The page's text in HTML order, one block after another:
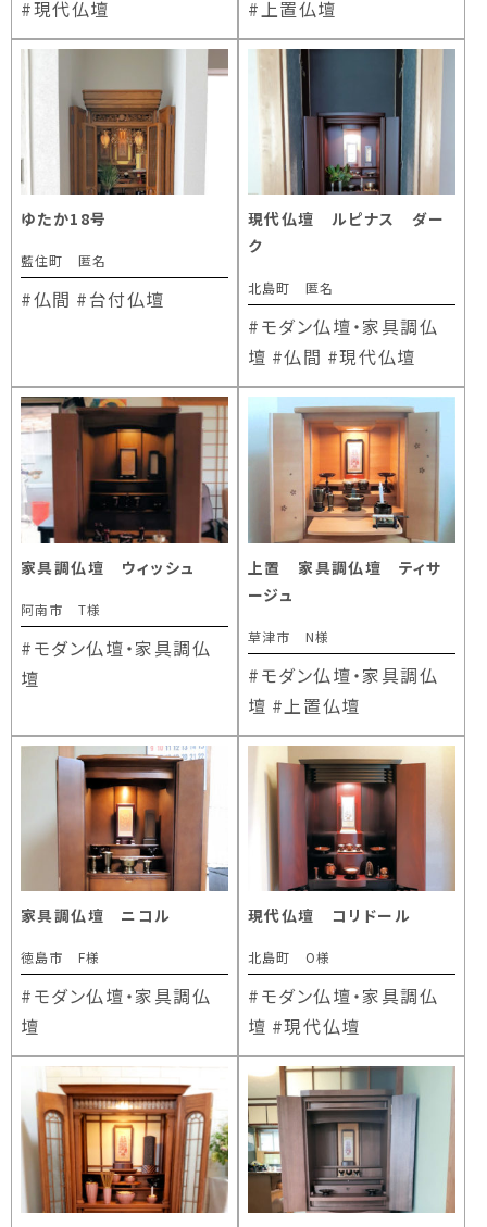
#現代仏壇 #上置仏壇
ゆたか18号
藍住町 匿名
#仏間 #台付仏壇
現代仏壇 ルピナス ダー
ク
北島町 匿名
#モダン仏壇・家具調仏
壇 #仏間 #現代仏壇
家具調仏壇 ウィッシュ
阿南市 T様
#モダン仏壇・家具調仏
壇
上置 家具調仏壇 ティサ
ージュ
草津市 N様
#モダン仏壇・家具調仏
壇 #上置仏壇
家具調仏壇 ニコル
徳島市 F様
#モダン仏壇・家具調仏
壇
現代仏壇 コリドール
北島町 O様
#モダン仏壇・家具調仏
壇 #現代仏壇